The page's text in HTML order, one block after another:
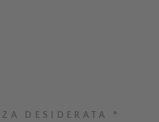
DESIDERATA *